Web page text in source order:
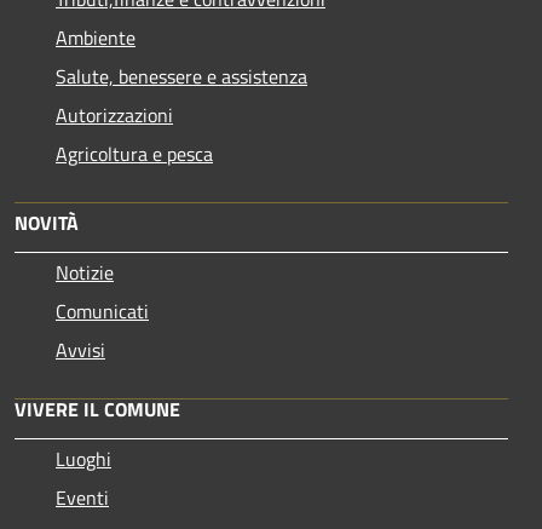
Ambiente
Salute, benessere e assistenza
Autorizzazioni
Agricoltura e pesca
NOVITÀ
Notizie
Comunicati
Avvisi
VIVERE IL COMUNE
Luoghi
Eventi